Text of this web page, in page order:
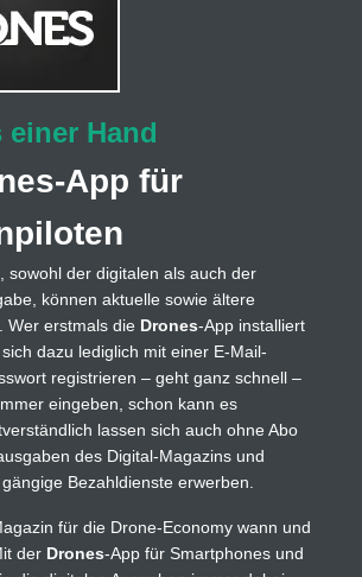
einer Hand
App für
sowohl der digitalen als auch der
können aktuelle sowie ältere
Wer erstmals die Drones-App installiert
dazu lediglich mit einer E-Mail-
registrieren – geht ganz schnell –
eingeben, schon kann es
lassen sich auch ohne Abo
des Digital-Magazins und
Bezahldienste erwerben.
für die Drone-Economy wann und
der Drones-App für Smartphones und